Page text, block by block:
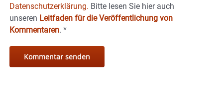
Datenschutzerklärung. Bitte lesen Sie hier auch
unseren Leitfaden für die Veröffentlichung von
Kommentaren. *